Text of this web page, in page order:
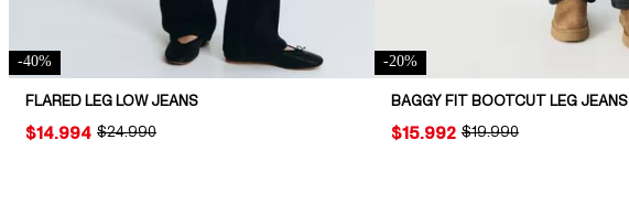
-40%
FLARED LEG LOW JEANS
ORIGINAL PRICE:
$24.990
PRICE:
$14.994
-20%
BAGGY FIT BOOTCUT LEG JEANS
ORIGINAL PRICE:
$19.990
PRICE:
$15.992